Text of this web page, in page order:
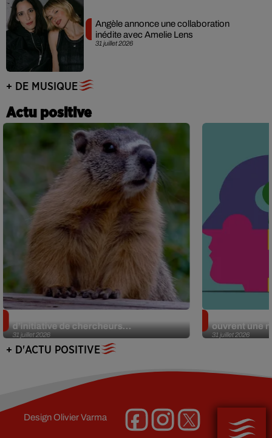
31 juillet 2026
Angèle annonce une collaboration
inédite avec Amelie Lens
+ DE MUSIQUE
Actu positive
31 juillet 2026
d’initiative de chercheurs...
31 juillet 2026
ouvrent une
+ D'ACTU POSITIVE
DesignOlivier Varma